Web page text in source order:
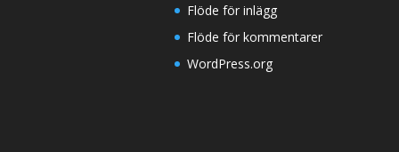
Flöde för inlägg
Flöde för kommentarer
WordPress.org